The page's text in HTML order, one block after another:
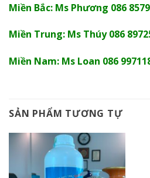
Miền Bắc: Ms Phương 086
Miền Trung: Ms Thúy 086
Miền Nam: Ms Loan 086
SẢN PHẨM TƯƠNG TỰ